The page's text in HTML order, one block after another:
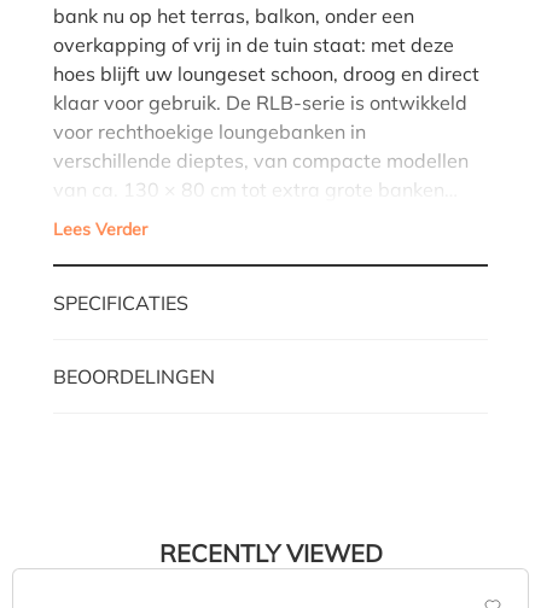
bank nu op het terras, balkon, onder een
overkapping of vrij in de tuin staat: met deze
hoes blijft uw loungeset schoon, droog en direct
klaar voor gebruik. De RLB-serie is ontwikkeld
voor rechthoekige loungebanken in
verschillende dieptes, van compacte modellen
van ca. 130 × 80 cm tot extra grote banken…
Lees Verder
SPECIFICATIES
BEOORDELINGEN
RECENTLY VIEWED